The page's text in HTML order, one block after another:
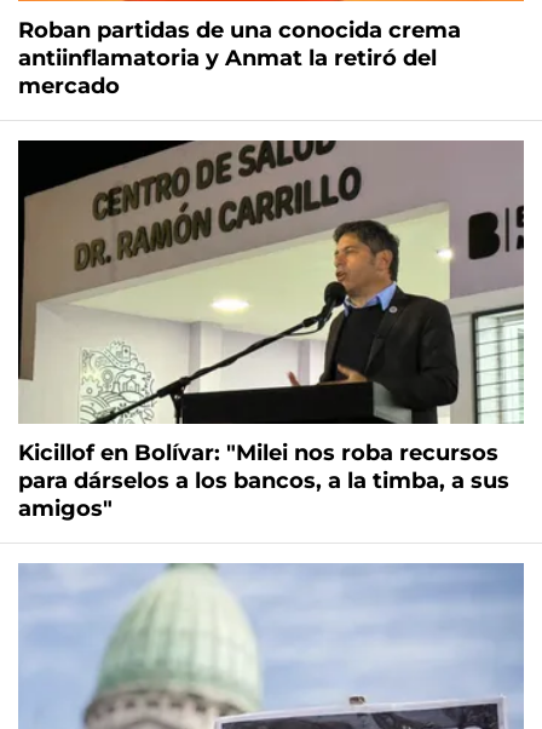
Roban partidas de una conocida crema
antiinflamatoria y Anmat la retiró del
mercado
Kicillof en Bolívar: "Milei nos roba recursos
para dárselos a los bancos, a la timba, a sus
amigos"